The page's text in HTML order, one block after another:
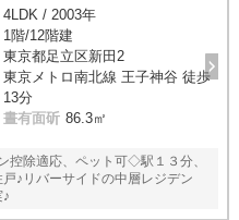
4LDK / 2003年
1階/12階建
東京都足立区新田2
東京メトロ南北線 王子神谷 徒歩
13分
晝有面斫 86.3㎡
除適応、ペット可◇駅１３分、
♪リバーサイドの中層レジデン